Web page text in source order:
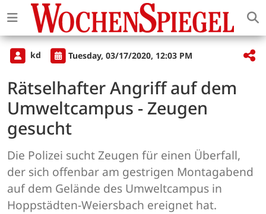
kd Tuesday, 03/17/2020, 12:03 PM
Rätselhafter Angriff auf dem
Umweltcampus - Zeugen
gesucht
Die Polizei sucht Zeugen für einen Überfall,
der sich offenbar am gestrigen Montagabend
auf dem Gelände des Umweltcampus in
Hoppstädten-Weiersbach ereignet hat.